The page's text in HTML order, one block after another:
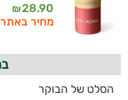
28.90
₪
מחיר באתר
הסלט של הבוקר